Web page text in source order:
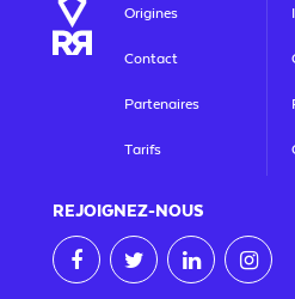
Origines
Contact
Partenaires
Tarifs
REJOIGNEZ-NOUS